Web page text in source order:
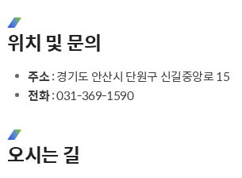
위치 및 문의
주소: 경기도 안산시 단원구 신길중앙로 15
전화: 031-369-1590
오시는 길